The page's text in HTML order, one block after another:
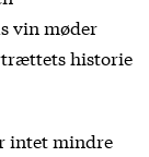
vin møder
historie
intet mindre